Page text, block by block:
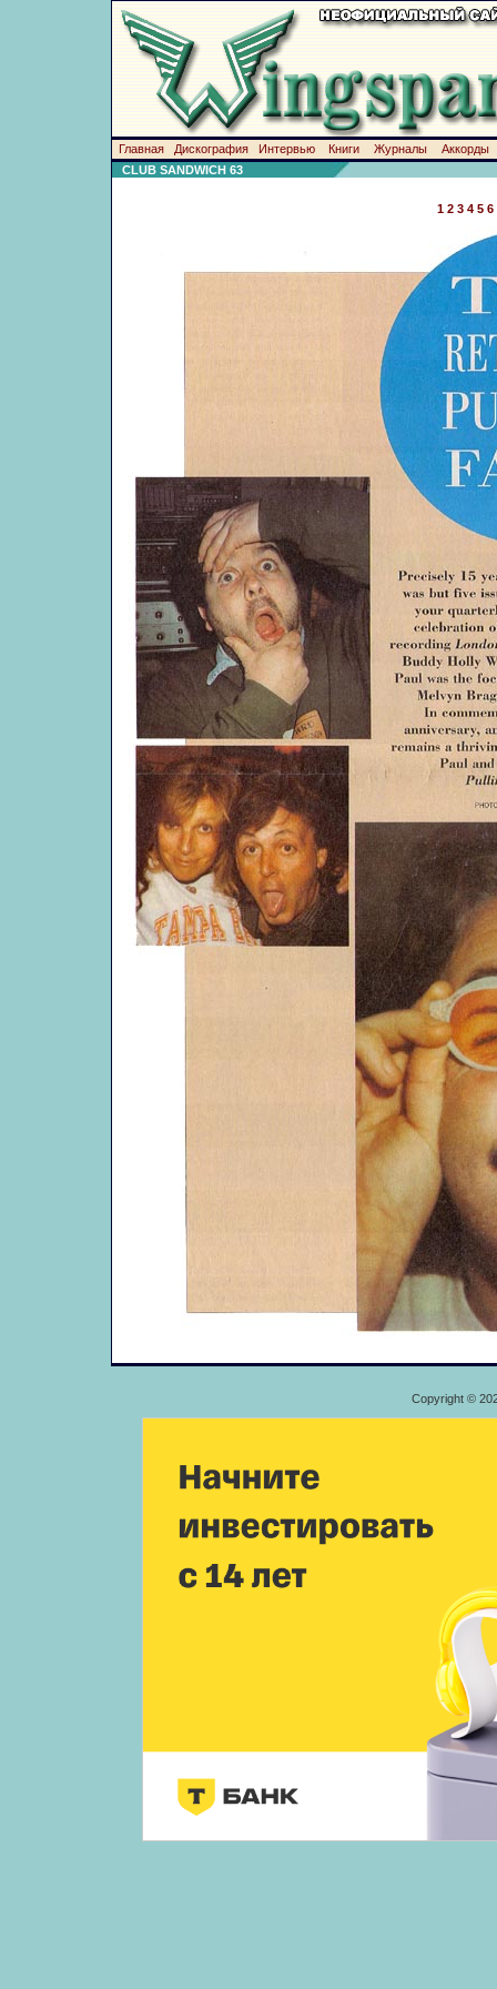
Главная Дискография Интервью Книги Журналы
Аккорды
CLUB SANDWICH 63
1 2 3 4 5 6
Copyright ©